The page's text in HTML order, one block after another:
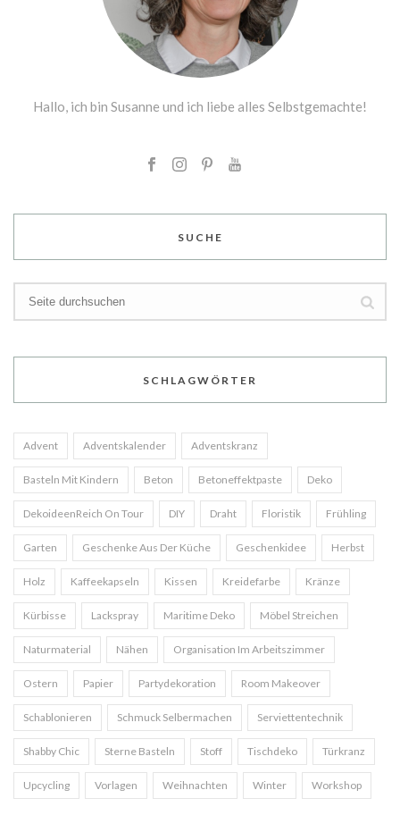
Hallo, ich bin Susanne und ich liebe alles Selbstgemachte!
SUCHE
SCHLAGWÖRTER
Advent Adventskalender Adventskranz
Basteln Mit Kindern Beton Betoneffektpaste Deko
DekoideenReich On Tour DIY Draht Floristik Frühling
Garten Geschenke Aus Der Küche Geschenkidee Herbst
Holz Kaffeekapseln Kissen Kreidefarbe Kränze
Kürbisse Lackspray Maritime Deko Möbel Streichen
Naturmaterial Nähen Organisation Im Arbeitszimmer
Ostern Papier Partydekoration Room Makeover
Schablonieren Schmuck Selbermachen Serviettentechnik
Shabby Chic Sterne Basteln Stoff Tischdeko Türkranz
Upcycling Vorlagen Weihnachten Winter Workshop